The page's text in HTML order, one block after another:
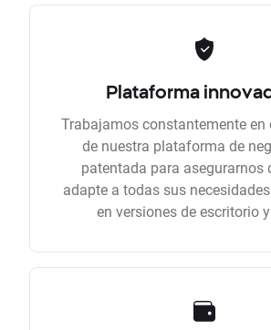
Plataforma
Trabajamos constantemente en
de nuestra plataforma de
patentada para asegurarnos
adapte a todas sus
en versiones de escritorio